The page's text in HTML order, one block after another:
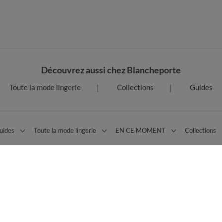
Découvrez aussi chez Blancheporte
Toute la mode lingerie Collections Guides
Toute la mode lingerie EN CE MOMENT Collections